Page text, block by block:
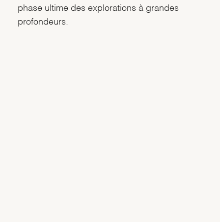
phase ultime des explorations à grandes
profondeurs.